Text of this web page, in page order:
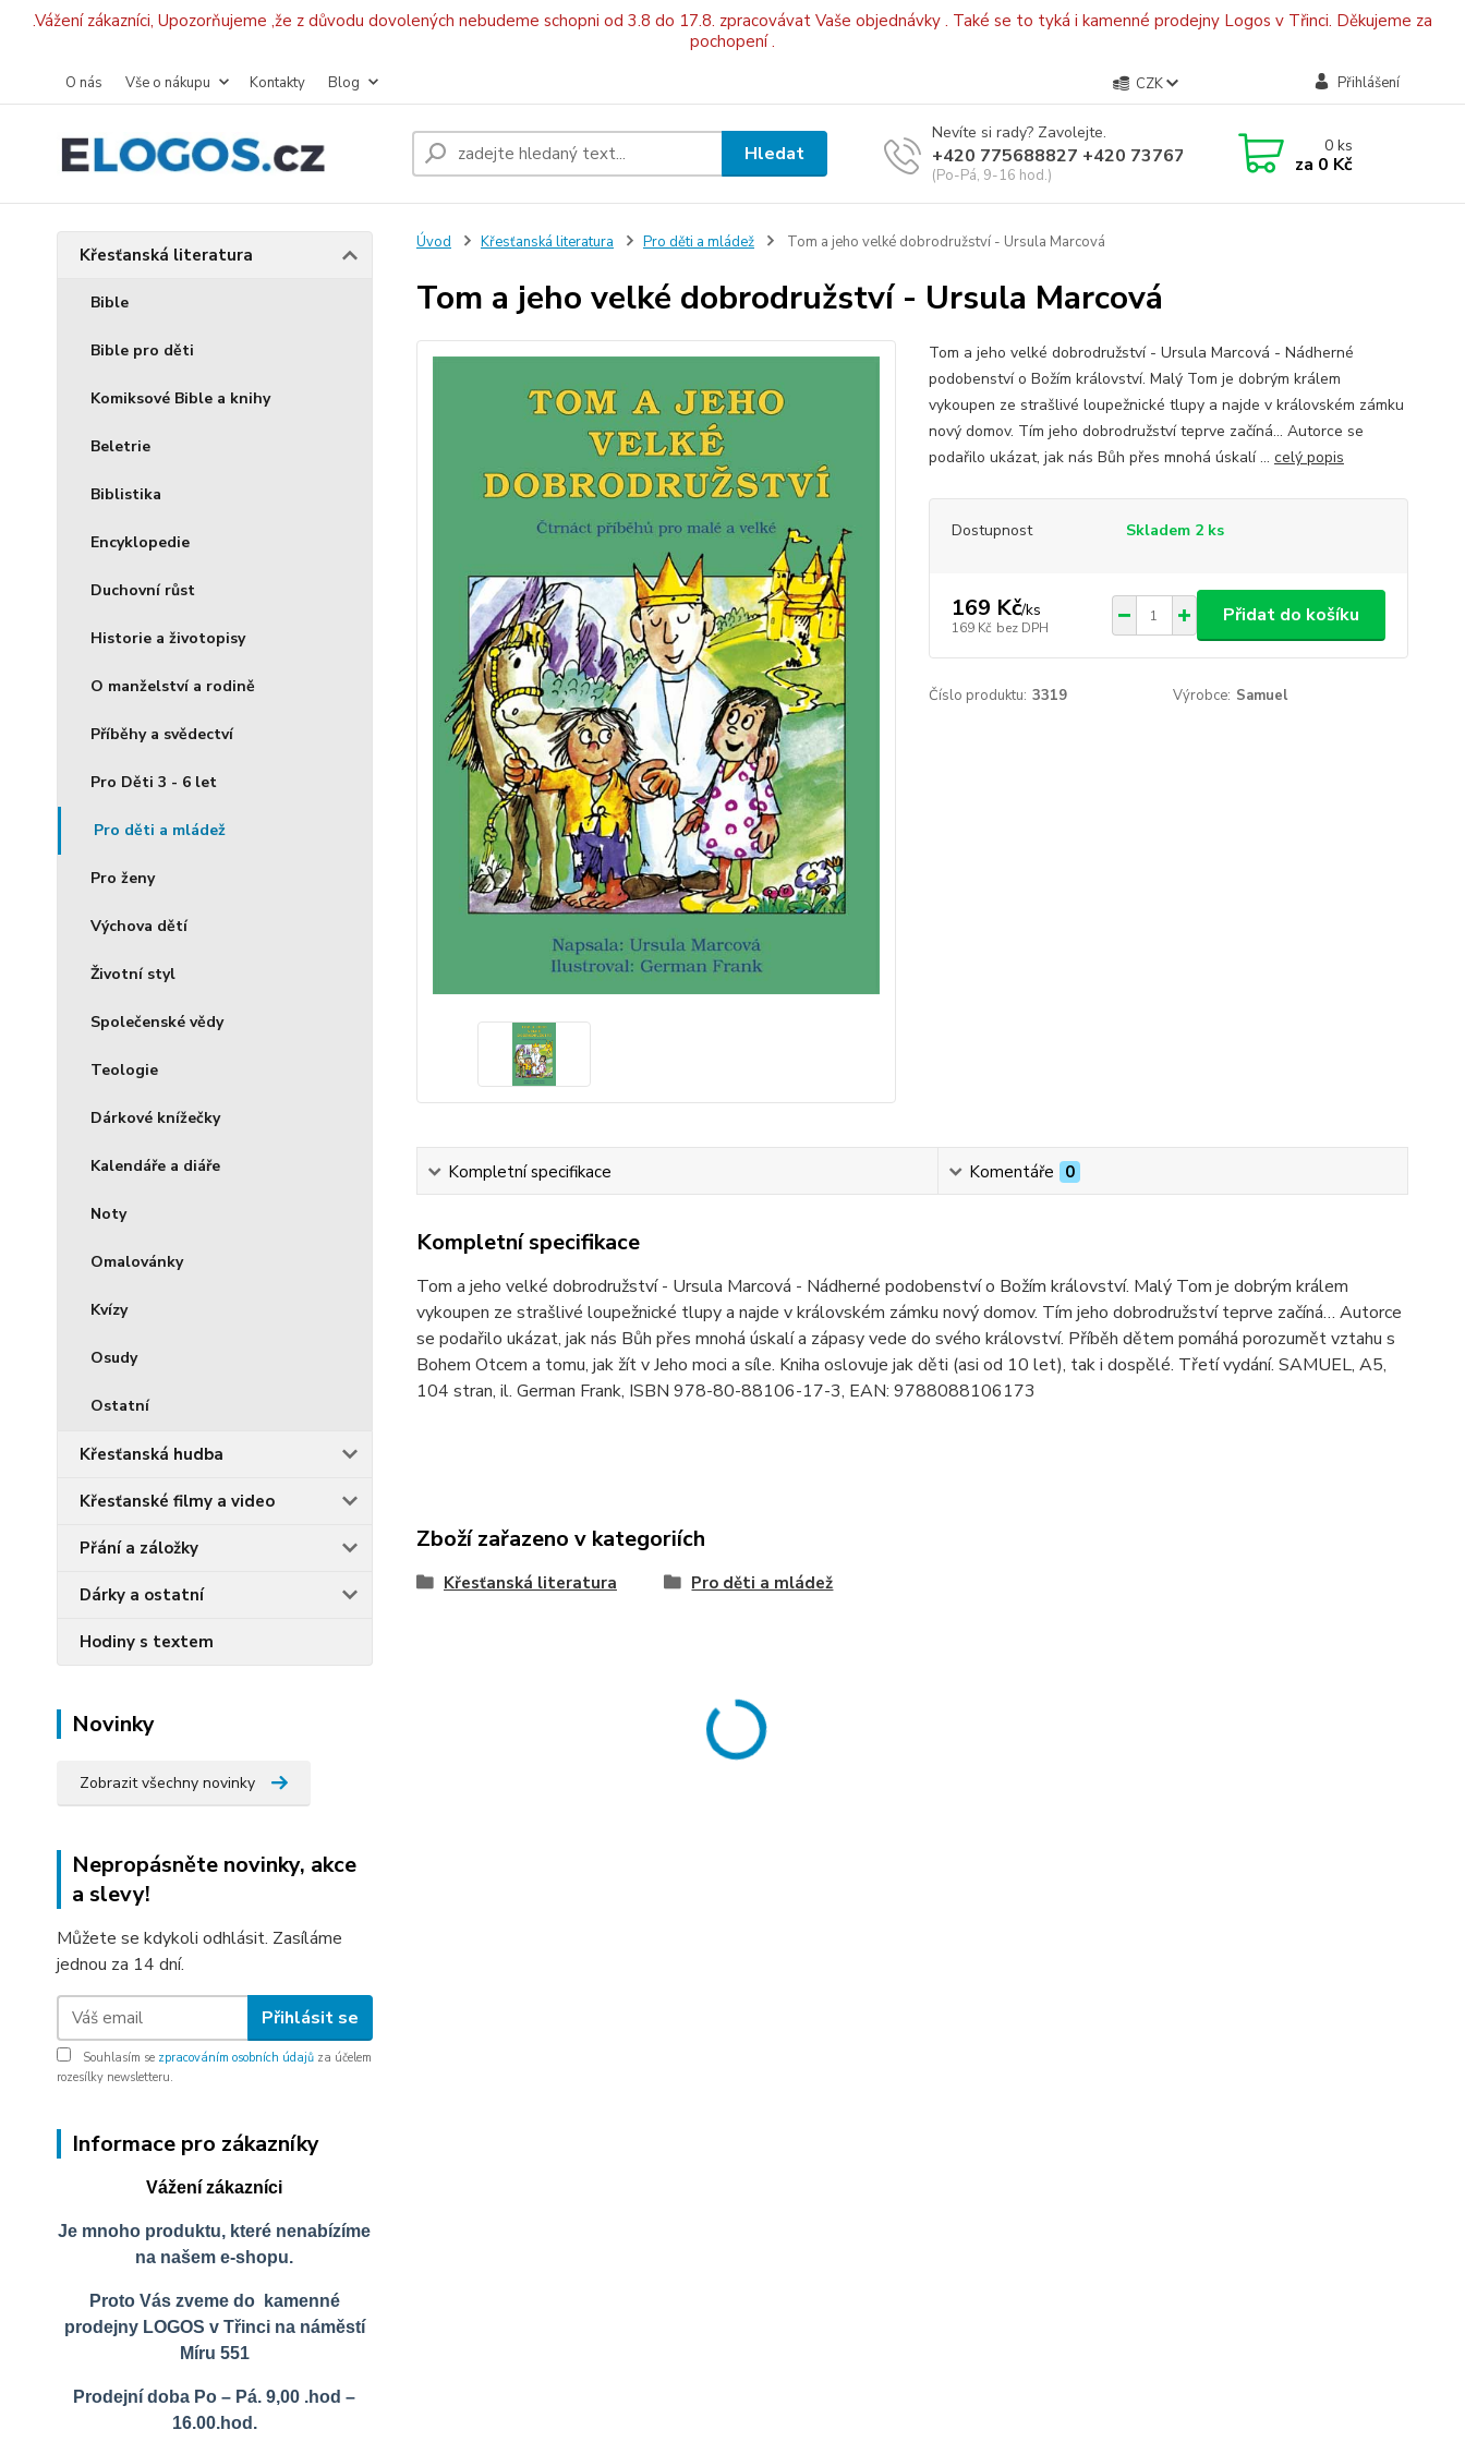
.Vážení zákazníci, Upozorňujeme ,že z důvodu dovolených nebudeme schopni od 3.8 do 17.8. zpracovávat Vaše objednávky . Také se to tyká i kamenné prodejny Logos v Třinci. Děkujeme za
pochopení .
O nás Vše o nákupu Kontakty Blog CZK Přihlášení
Hledat
Nevíte si rady? Zavolejte.
+420 775688827 +420 737670415
(Po-Pá, 9-16 hod.)
0ks
za 0 Kč
Křesťanská literatura
Bible
Bible pro děti
Komiksové Bible a knihy
Beletrie
Biblistika
Encyklopedie
Duchovní růst
Historie a životopisy
O manželství a rodině
Příběhy a svědectví
Pro Děti 3 - 6 let
Pro děti a mládež
Pro ženy
Výchova dětí
Životní styl
Společenské vědy
Teologie
Dárkové knížečky
Kalendáře a diáře
Noty
Omalovánky
Kvízy
Osudy
Ostatní
Křesťanská hudba
Křesťanské filmy a video
Přání a záložky
Dárky a ostatní
Hodiny s textem
Novinky
Zobrazit všechny novinky
Nepropásněte novinky, akce
a slevy!
Můžete se kdykoli odhlásit. Zasíláme
jednou za 14 dní.
Přihlásit se
Souhlasím se zpracováním osobních údajů za účelem
rozesílky newsletteru.
Informace pro zákazníky
Vážení zákazníci
Je mnoho produktu, které nenabízíme
na našem e-shopu.
Proto Vás zveme do kamenné
prodejny LOGOS v Třinci na náměstí
Míru 551
Prodejní doba Po – Pá. 9,00 .hod –
16.00.hod.
Úvod Křesťanská literatura Pro děti a mládež Tom a jeho velké dobrodružství - Ursula Marcová
Tom a jeho velké dobrodružství - Ursula Marcová
Tom a jeho velké dobrodružství - Ursula Marcová - Nádherné
podobenství o Božím království. Malý Tom je dobrým králem
vykoupen ze strašlivé loupežnické tlupy a najde v královském zámku
nový domov. Tím jeho dobrodružství teprve začíná… Autorce se
podařilo ukázat, jak nás Bůh přes mnohá úskalí ... celý popis
Dostupnost Skladem 2 ks
169 Kč/ks
169 Kč bez DPH
Přidat do košíku
Číslo produktu: 3319 Výrobce: Samuel
Kompletní specifikace Komentáře 0
Kompletní specifikace
Tom a jeho velké dobrodružství - Ursula Marcová - Nádherné podobenství o Božím království. Malý Tom je dobrým králem
vykoupen ze strašlivé loupežnické tlupy a najde v královském zámku nový domov. Tím jeho dobrodružství teprve začíná… Autorce
se podařilo ukázat, jak nás Bůh přes mnohá úskalí a zápasy vede do svého království. Příběh dětem pomáhá porozumět vztahu s
Bohem Otcem a tomu, jak žít v Jeho moci a síle. Kniha oslovuje jak děti (asi od 10 let), tak i dospělé. Třetí vydání. SAMUEL, A5,
104 stran, il. German Frank, ISBN 978-80-88106-17-3, EAN: 9788088106173
Zboží zařazeno v kategoriích
Křesťanská literatura Pro děti a mládež